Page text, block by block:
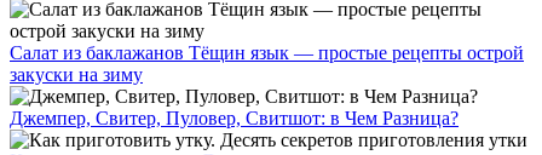
Салат из баклажанов Тёщин язык — простые рецепты острой
закуски на зиму
Джемпер, Свитер, Пуловер, Свитшот: в Чем Разница?